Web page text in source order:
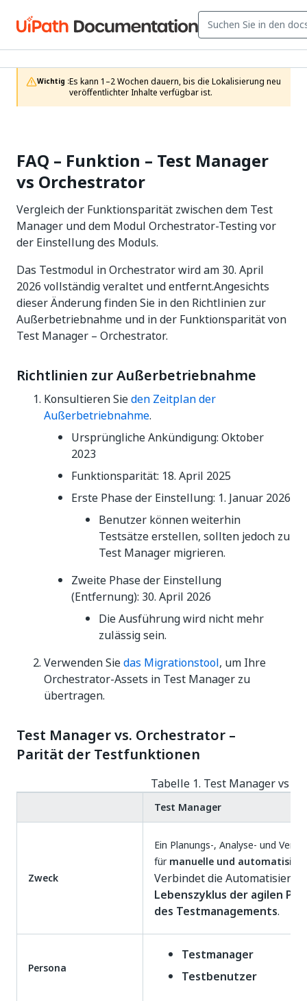
Wichtig :Es kann 1–2 Wochen dauern, bis die Lokalisierung neu
veröffentlichter Inhalte verfügbar ist.
FAQ – Funktion – Test Manager
vs Orchestrator
Vergleich der Funktionsparität zwischen dem Test
Manager und dem Modul Orchestrator-Testing vor
der Einstellung des Moduls.
Das Testmodul in Orchestrator wird am 30. April
2026 vollständig veraltet und entfernt.Angesichts
dieser Änderung finden Sie in den Richtlinien zur
Außerbetriebnahme und in der Funktionsparität von
Test Manager – Orchestrator.
Richtlinien zur Außerbetriebnahme
Konsultieren Sieden Zeitplan der
Außerbetriebnahme.
Ursprüngliche Ankündigung: Oktober
2023
Funktionsparität: 18. April 2025
Erste Phase der Einstellung: 1. Januar 2026
Benutzer können weiterhin
Testsätze erstellen, sollten jedoch zu
Test Manager migrieren.
Zweite Phase der Einstellung
(Entfernung): 30. April 2026
Die Ausführung wird nicht mehr
zulässig sein.
Verwenden Siedas Migrationstool, um Ihre
Orchestrator-Assets in Test Manager zu
übertragen.
Test Manager vs. Orchestrator –
Parität der Testfunktionen
Tabelle 1. Test Manager vs
Test Manager
Zweck
Ein Planungs-, Analyse- und
fürmanuelle und
Verbindet die
Lebenszyklus der agilen
des Testmanagements.
Persona
Testmanager
Testbenutzer